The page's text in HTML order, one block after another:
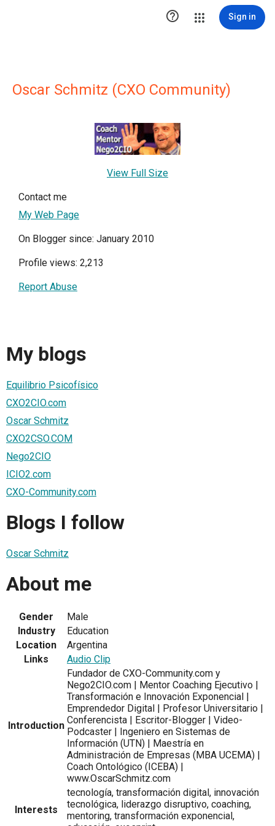
 Sign in
Oscar Schmitz (CXO Community)
View Full Size
Contact me
My Web Page
On Blogger since: January 2010
Profile views: 2,213
Report Abuse
My blogs
Equilibrio Psicofísico
CXO2CIO.com
Oscar Schmitz
CXO2CSO.COM
Nego2CIO
ICIO2.com
CXO-Community.com
Blogs I follow
Oscar Schmitz
About me
Gender
Male
Industry
Education
Location
Argentina
Links
Audio Clip
Introduction
Fundador de CXO-Community.com y
Nego2CIO.com | Mentor Coaching Ejecutivo |
Transformación e Innovación Exponencial |
Emprendedor Digital | Profesor Universitario |
Conferencista | Escritor-Blogger | Video-
Podcaster | Ingeniero en Sistemas de
Información (UTN) | Maestría en
Administración de Empresas (MBA UCEMA) |
Coach Ontológico (ICEBA) |
www.OscarSchmitz.com
Interests
tecnología, transformación digital, innovación
tecnológica, liderazgo disruptivo, coaching,
mentoring, transformación exponencial,